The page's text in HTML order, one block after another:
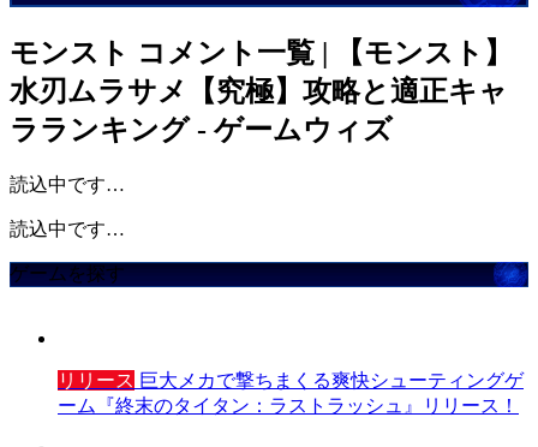
モンスト コメント一覧 | 【モンスト】
水刃ムラサメ【究極】攻略と適正キャ
ラランキング - ゲームウィズ
読込中です…
読込中です…
ゲームを探す
リリース 巨大メカで撃ちまくる爽快シューティングゲ
ーム『終末のタイタン：ラストラッシュ』リリース！